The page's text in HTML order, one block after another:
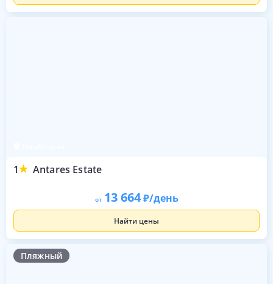
1 Antares Estate
от 13 664 /день
Найти цены
Пляжный